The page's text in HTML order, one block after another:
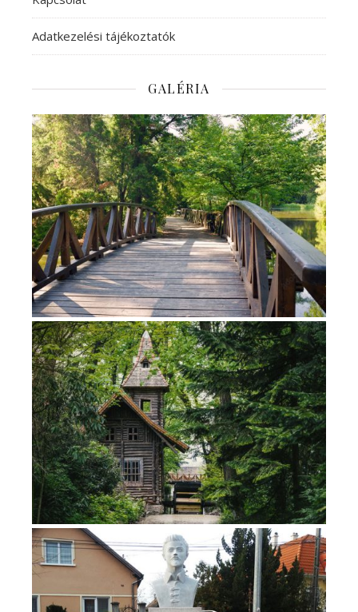
Adatkezelési tájékoztatók
GALÉRIA